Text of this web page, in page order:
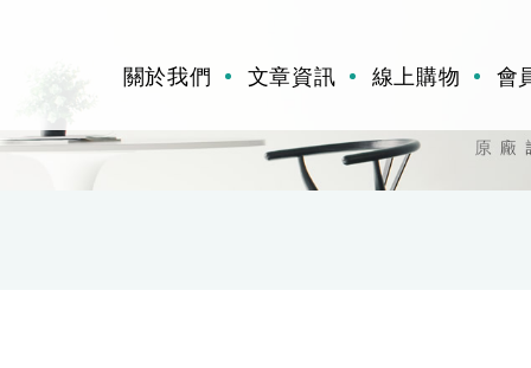
關於我們 文章資訊 線上購物 會